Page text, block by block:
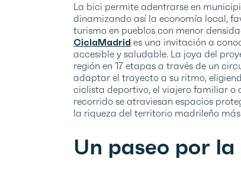
La bici permite adentrarse en
dinamizando así la economía local,
turismo en pueblos con menor
CiclaMadrid es una invitación a
accesible y saludable. La joya del
región en 17 etapas a través de un
adaptar el trayecto a su ritmo,
ciclista deportivo, el viajero familiar o
recorrido se atraviesan espacios
la riqueza del territorio madrileño
Un paseo por